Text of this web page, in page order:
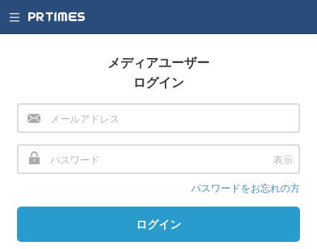
メディアユーザー
ログイン
表示
パスワードをお忘れの方
ログイン